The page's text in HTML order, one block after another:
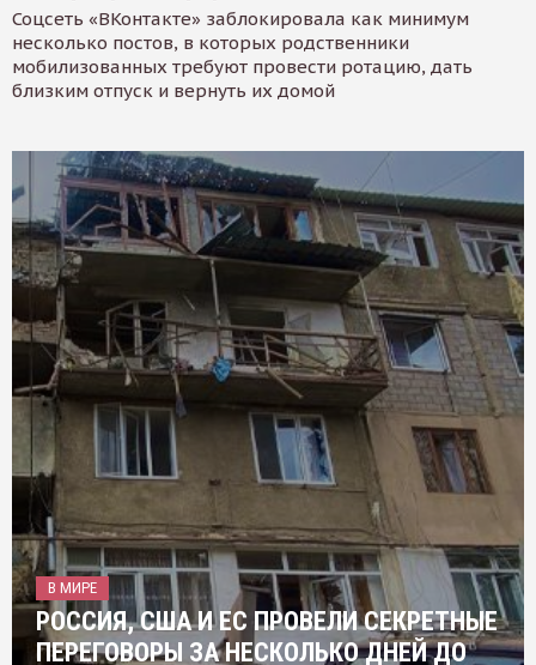
Соцсеть «ВКонтакте» заблокировала как минимум
несколько постов, в которых родственники
мобилизованных требуют провести ротацию, дать
близким отпуск и вернуть их домой
В МИРЕ
РОССИЯ, США И ЕС ПРОВЕЛИ СЕКРЕТНЫЕ
ПЕРЕГОВОРЫ ЗА НЕСКОЛЬКО ДНЕЙ ДО